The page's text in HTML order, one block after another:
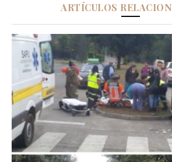
ARTÍCULOS